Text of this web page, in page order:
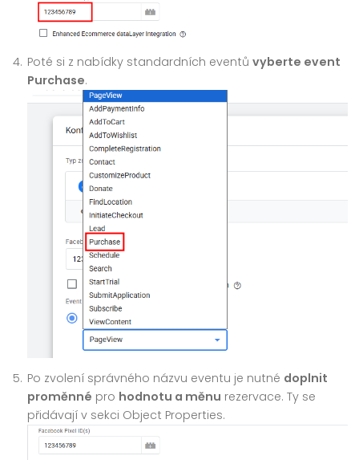
Poté si z nabídky standardních eventů vyberte event
Purchase.
Po zvolení správného názvu eventu je nutné doplnit
proměnné pro hodnotu a měnu rezervace. Ty se
přidávají v sekci Object Properties.